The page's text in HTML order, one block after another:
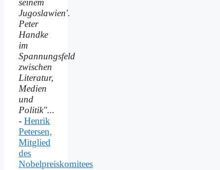
seinem
Jugoslawien'.
Peter
Handke
im
Spannungsfeld
zwischen
Literatur,
Medien
und
Politik"...
- Henrik
Petersen,
Mitglied
des
Nobelpreiskomitees